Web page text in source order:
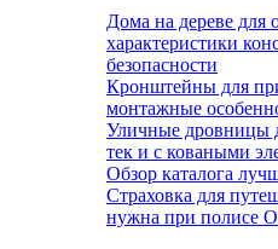
Дома на дереве для
характеристики
безопасности
Кронштейны для
монтажные
Уличные дровницы
тек и с коваными
Обзор каталога
Страховка для
нужна при полисе